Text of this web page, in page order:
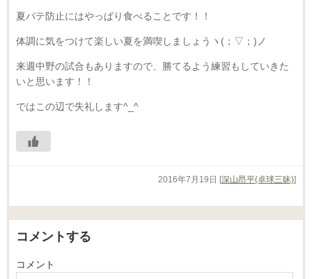
夏バテ防止にはやっぱり食べることです！！
体調に気をつけて楽しい夏を満喫しましょうヽ(；▽；)ノ
来週中野の試合もありますので、勝てるよう練習もしていきた
いと思います！！
ではこの辺で失礼します^_^
2016年7月19日 [深山昂平(卓球三昧)]
コメントする
コメント